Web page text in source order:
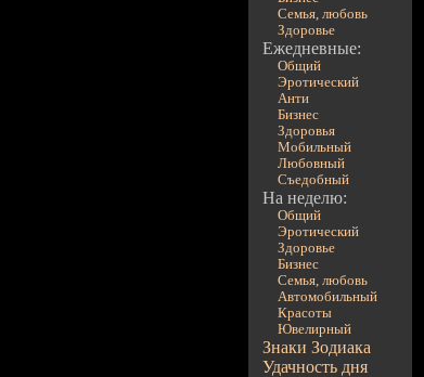
Семья, любовь
Здоровье
Ежедневные:
Общий
Эротический
Анти
Бизнес
Здоровья
Мобильный
Любовный
Съедобный
На неделю:
Общий
Эротический
Здоровье
Бизнес
Семья, любовь
Автомобильный
Красоты
Ювелирный
Знаки Зодиака
Удачность дня